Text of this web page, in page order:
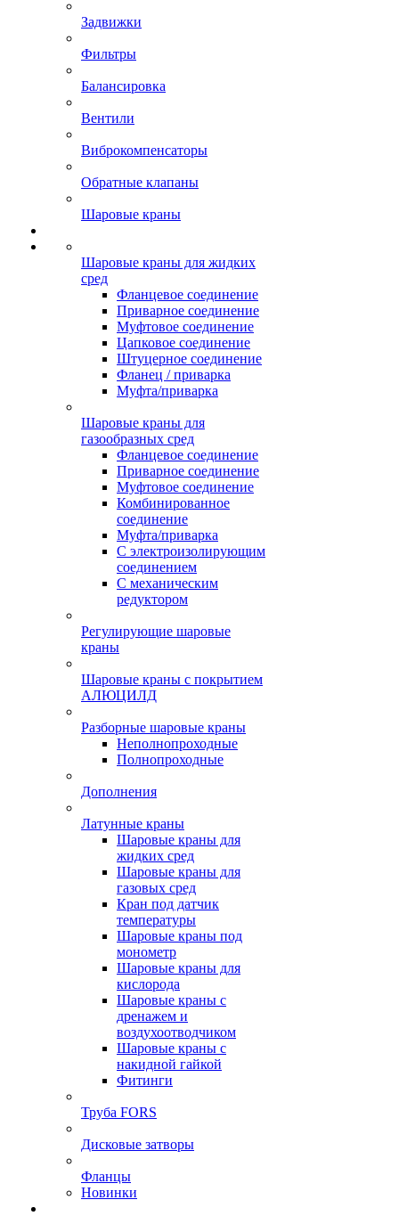
Задвижки
Фильтры
Балансировка
Вентили
Виброкомпенсаторы
Обратные клапаны
Шаровые краны
Шаровые краны для жидких
сред
Фланцевое соединение
Приварное соединение
Муфтовое соединение
Цапковое соединение
Штуцерное соединение
Фланец / приварка
Муфта/приварка
Шаровые краны для
газообразных сред
Фланцевое соединение
Приварное соединение
Муфтовое соединение
Комбинированное
соединение
Муфта/приварка
С электроизолирующим
соединением
С механическим
редуктором
Регулирующие шаровые
краны
Шаровые краны с покрытием
АЛЮЦИЛД
Разборные шаровые краны
Неполнопроходные
Полнопроходные
Дополнения
Латунные краны
Шаровые краны для
жидких сред
Шаровые краны для
газовых сред
Кран под датчик
температуры
Шаровые краны под
монометр
Шаровые краны для
кислорода
Шаровые краны с
дренажем и
воздухоотводчиком
Шаровые краны с
накидной гайкой
Фитинги
Труба FORS
Дисковые затворы
Фланцы
Новинки